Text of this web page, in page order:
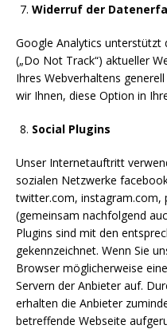
Widerruf der
Google Analytics unterstützt
(„Do Not Track“) aktueller
Ihres Webverhaltens
wir Ihnen, diese Option in
Social Plugins
Unser Internetauftritt
sozialen Netzwerke
twitter.com, instagram.com,
(gemeinsam nachfolgend
Plugins sind mit den
gekennzeichnet. Wenn Sie
Browser möglicherweise
Servern der Anbieter auf.
erhalten die Anbieter
betreffende Webseite